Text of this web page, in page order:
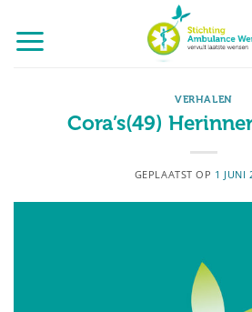
naar
inhoud
VERHALEN
Cora’s(49)
GEPLAATST OP 1 JUNI